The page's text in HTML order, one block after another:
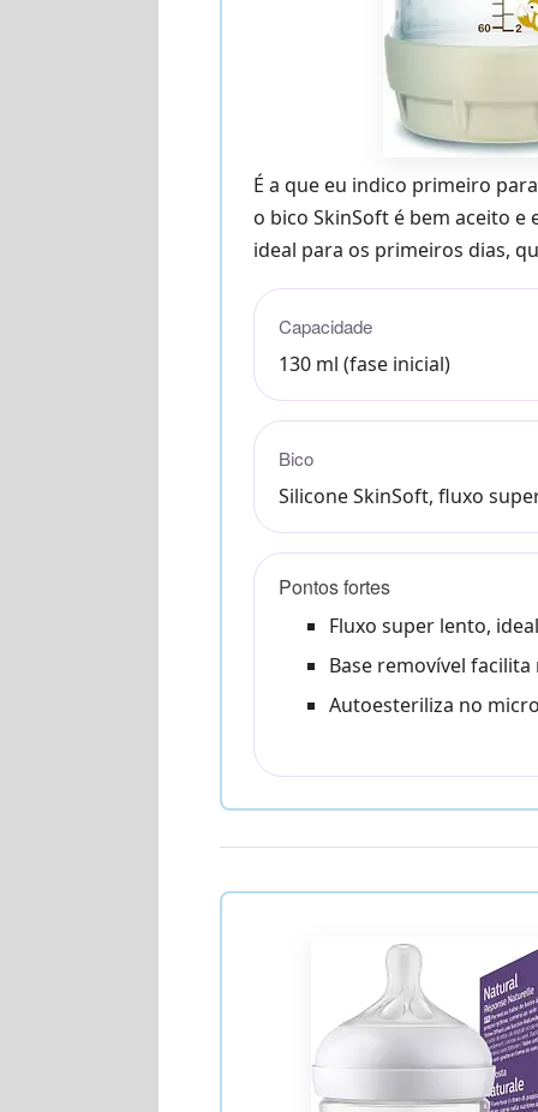
É a que eu indico primeiro
o bico SkinSoft é bem aceito e
ideal para os primeiros dias,
Capacidade
130 ml (fase inicial)
Bico
Silicone SkinSoft, fluxo
Pontos fortes
Fluxo super lento,
Base removível
Autoesteriliza no